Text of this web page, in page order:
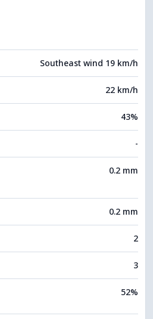
Southeast wind 19 km/h
22 km/h
43%
-
0.2 mm
0.2 mm
2
3
52%